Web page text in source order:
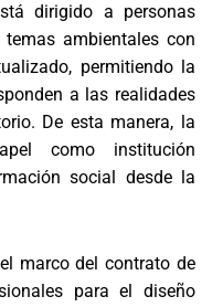
dirigido a personas
ambientales con
permitiendo la
a las realidades
De esta manera, la
como institución
social desde la
marco del contrato de
para el diseño